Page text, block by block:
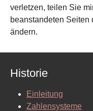
verletzen, teilen Sie
beanstandeten Seiten
ändern.
Historie
Einleitung
Zahlensysteme